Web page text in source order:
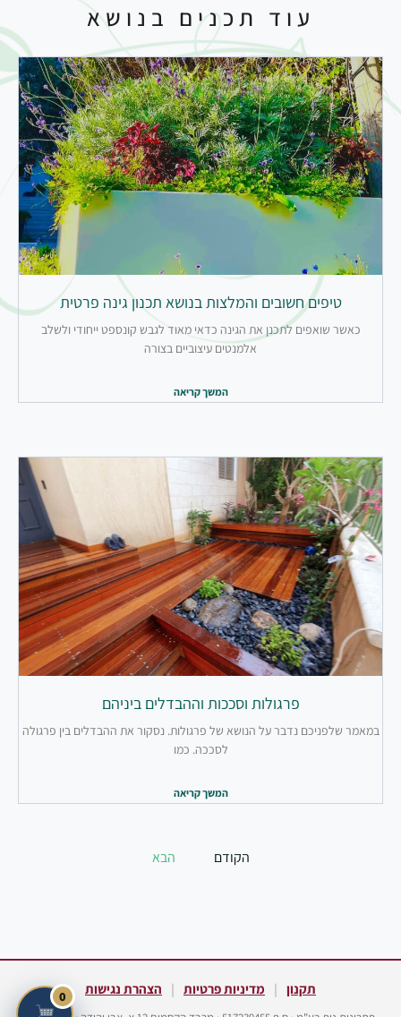
עוד תכנים בנושא
טיפים חשובים והמלצות בנושא תכנון גינה פרטית
כאשר שואפים לתכנן את הגינה כדאי מאוד לגבש קונספט ייחודי ולשלב
אלמנטים עיצוביים בצורה
המשך קריאה
פרגולות וסככות וההבדלים ביניהם
במאמר שלפניכם נדבר על הנושא של פרגולות. נסקור את ההבדלים בין פרגולה
לסככה. כמו
המשך קריאה
הקודם הבא
0 תקנון | מדיניות פרטיות | הצהרת נגישות